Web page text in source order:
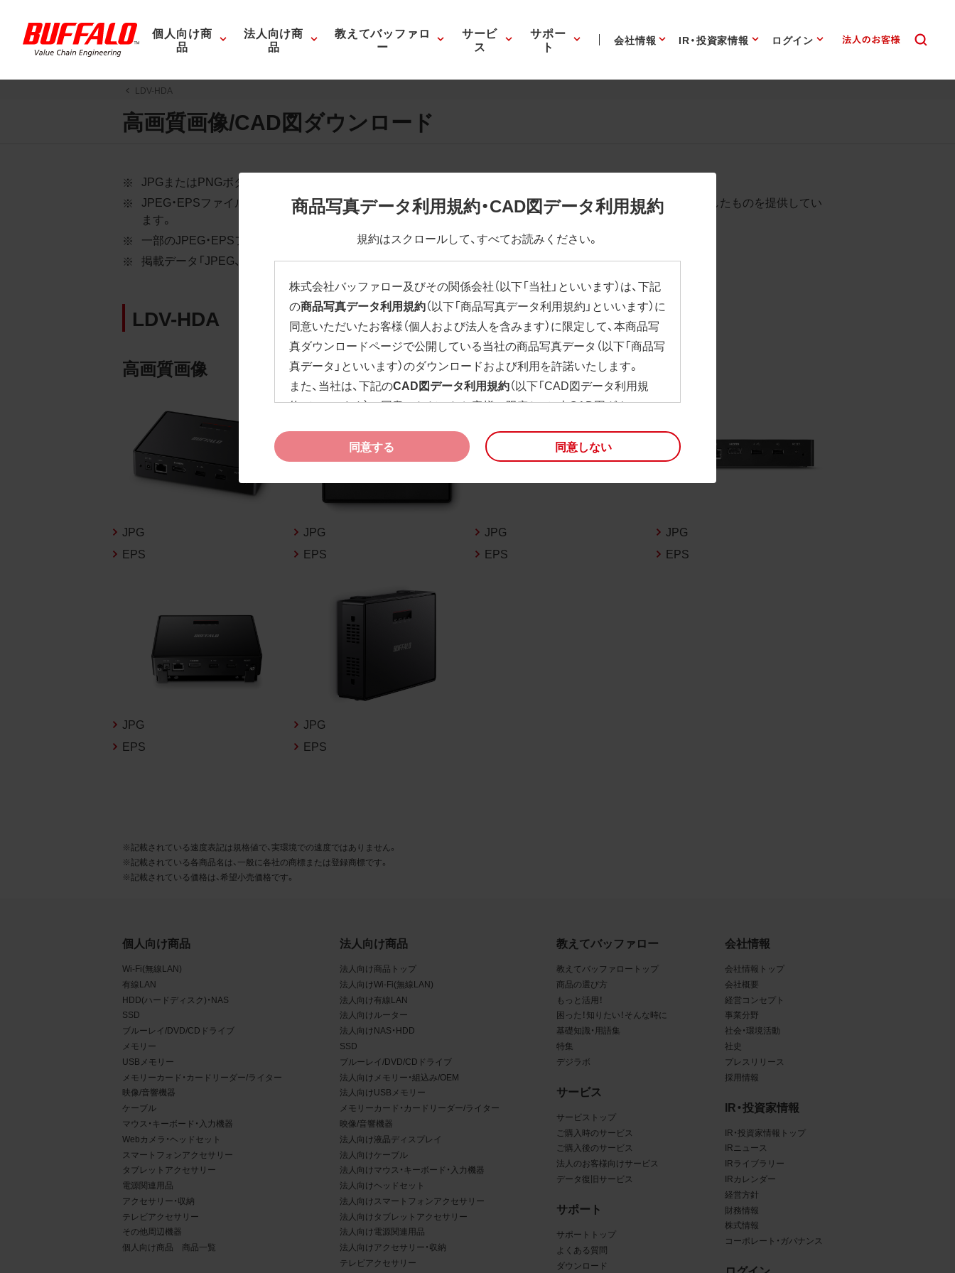
個人向け商
品
法人向け商
品
教えてバッファロ
ー
サービ
ス
サポー
ト 会社情報 IR・投資家情報 ログイン
LDV-HDA
高画質画像/CAD図ダウンロード
商品写真データ利用規約・CAD図データ利用規約
規約はスクロールして、すべてお読みください。
株式会社バッファロー及びその関係会社（以下「当社」といいます）は、下記
の商品写真データ利用規約（以下「商品写真データ利用規約」といいます）に
同意いただいたお客様（個人および法人を含みます）に限定して、本商品写
真ダウンロードページで公開している当社の商品写真データ（以下「商品写
真データ」といいます）のダウンロードおよび利用を許諾いたします。
また、当社は、下記のCAD図データ利用規約（以下「CAD図データ利用規
約」といいます）に同意いただいたお客様に限定して、本CAD図ダウンロー
ます）の利用を許諾いたします。
お客様が「同意する」ボタンをクリックされた場合、商品写真データ利用規
約及びCAD図データ利用規約に同意いただいたものとみなされます。
なお、商品写真データ利用規約及びCAD図データ利用規約の記載事項は予
告なく変更されることがあります。各データをダウンロードする際には最
1.権利の帰属
お客様は、商品写真データに関する著作権等の一切の権利が当社に帰属す
ることに同意します。
お客様は、商品写真データ利用規約に従い、当社商品の販売活動（中古によ
る販売の場合を除く）に関する広告宣伝又は当社商品の報道・解説に利用す
る場合に限り商品写真データを複製、送信可能化して利用できます。当社
ものとします。
品名等）を併記する等の方法により、商品写真データに表示されてい
商品写真データに著作権表示、ラベル、商標その他のマークがある場
合、それらを除去しないこと
商品写真データを当社HPのトップページ以外のサイトとのリンクと
して利用しないこと
商品写真データを他社のロゴ又は他社商品等に近づけて掲記するな
どして、当社と提携、協力関係等にあるとの示唆や誤解を生じさせう
る態様の利用を行わないこと
その他、当社の運営するサイトではないと看者が判断することを困難
とするような態様で、商品写真データを利用しないこと
4.免責事項
当社は、商品写真データの正確性、完全性、適合性、有用性、最新性、第三者
権利の非侵害等について保証するものではありません。また、商品写真
データの利用に起因して発生した一切の損害について、当社はその賠償の
責任を負いません。また、商品写真データの内容は予告なしに変更又は掲
載を中止することがありますのでご了承ください。
同意する 同意しない
JPGまたはPNGボタンを押すと画像の表示。EPSボタンを押すと圧縮ファイルのダウンロードが始まります。
JPEG・EPSファイルにはパスが設定されています。画像編集の際に便利です。PNG画像は原則として背景を透過したものを提供してい
ます。
一部のJPEG・EPSファイルにはパスが設定されていない場合があります。ご了承ください。
掲載データ「JPEG、PNG : 低解像度(RGBカラー)」 「EPS : 高解像度(CMYKカラー)」
LDV-HDA
高画質画像
JPG
EPS
JPG
EPS
JPG
EPS
JPG
EPS
JPG
EPS
JPG
EPS
※記載されている速度表記は規格値で、実環境での速度ではありません。
※記載されている各商品名は、一般に各社の商標または登録商標です。
※記載されている価格は、希望小売価格です。
個人向け商品
Wi-Fi(無線LAN)
有線LAN
HDD(ハードディスク)・NAS
SSD
ブルーレイ/DVD/CDドライブ
メモリー
USBメモリー
メモリーカード・カードリーダー/ライター
映像/音響機器
ケーブル
マウス・キーボード・入力機器
Webカメラ・ヘッドセット
スマートフォンアクセサリー
タブレットアクセサリー
電源関連用品
アクセサリー・収納
テレビアクセサリー
その他周辺機器
個人向け商品 商品一覧
法人向け商品
法人向け商品トップ
法人向けWi-Fi(無線LAN)
法人向け有線LAN
法人向けルーター
法人向けNAS・HDD
SSD
ブルーレイ/DVD/CDドライブ
法人向けメモリー・組込み/OEM
法人向けUSBメモリー
メモリーカード・カードリーダー/ライター
映像/音響機器
法人向け液晶ディスプレイ
法人向けケーブル
法人向けマウス・キーボード・入力機器
法人向けヘッドセット
法人向けスマートフォンアクセサリー
法人向けタブレットアクセサリー
法人向け電源関連用品
法人向けアクセサリー・収納
テレビアクセサリー
教えてバッファロー
教えてバッファロートップ
商品の選び方
もっと活用！
困った！知りたい！そんな時に
基礎知識・用語集
特集
デジラボ
サービス
サービストップ
ご購入時のサービス
ご購入後のサービス
法人のお客様向けサービス
データ復旧サービス
サポート
サポートトップ
よくある質問
ダウンロード
会社情報
会社情報トップ
会社概要
経営コンセプト
事業分野
社会・環境活動
社史
プレスリリース
採用情報
IR・投資家情報
IR・投資家情報トップ
IRニュース
IRライブラリー
IRカレンダー
経営方針
財務情報
株式情報
コーポレート・ガバナンス